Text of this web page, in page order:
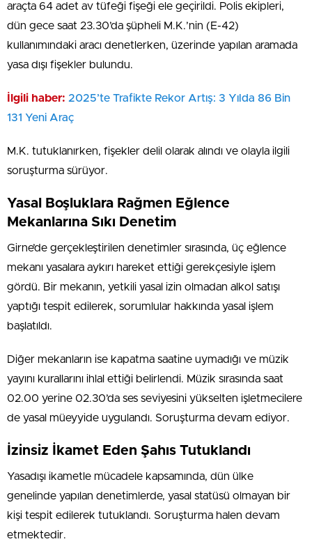
araçta 64 adet av tüfeği fişeği ele geçirildi. Polis ekipleri,
dün gece saat 23.30’da şüpheli M.K.’nin (E-42)
kullanımındaki aracı denetlerken, üzerinde yapılan aramada
yasa dışı fişekler bulundu.
İlgili haber: 2025’te Trafikte Rekor Artış: 3 Yılda 86 Bin
131 Yeni Araç
M.K. tutuklanırken, fişekler delil olarak alındı ve olayla ilgili
soruşturma sürüyor.
Yasal Boşluklara Rağmen Eğlence
Mekanlarına Sıkı Denetim
Girne’de gerçekleştirilen denetimler sırasında, üç eğlence
mekanı yasalara aykırı hareket ettiği gerekçesiyle işlem
gördü. Bir mekanın, yetkili yasal izin olmadan alkol satışı
yaptığı tespit edilerek, sorumlular hakkında yasal işlem
başlatıldı.
Diğer mekanların ise kapatma saatine uymadığı ve müzik
yayını kurallarını ihlal ettiği belirlendi. Müzik sırasında saat
02.00 yerine 02.30’da ses seviyesini yükselten işletmecilere
de yasal müeyyide uygulandı. Soruşturma devam ediyor.
İzinsiz İkamet Eden Şahıs Tutuklandı
Yasadışı ikametle mücadele kapsamında, dün ülke
genelinde yapılan denetimlerde, yasal statüsü olmayan bir
kişi tespit edilerek tutuklandı. Soruşturma halen devam
etmektedir.